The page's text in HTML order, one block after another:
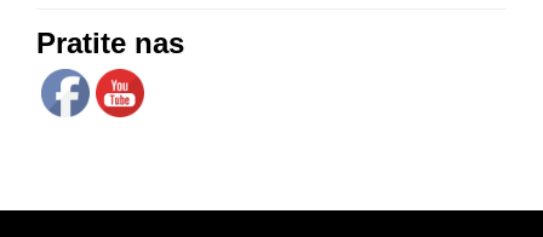
Pratite nas